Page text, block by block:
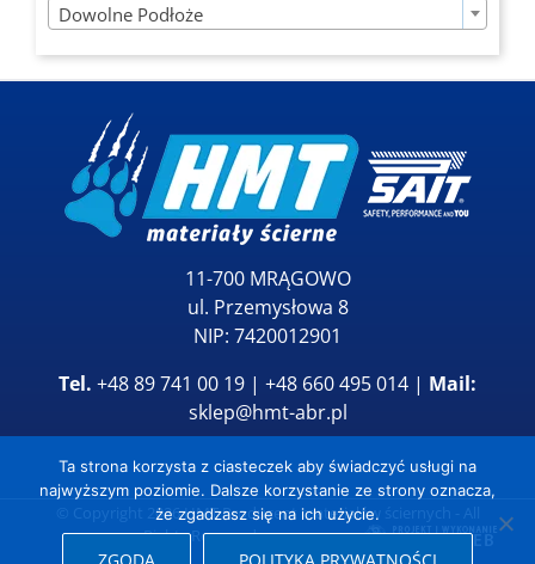
Dowolne Podłoże
11-700 MRĄGOWO
ul. Przemysłowa 8
NIP: 7420012901
Tel. +48 89 741 00 19 | +48 660 495 014 | Mail:
sklep@hmt-abr.pl
2026HMT Producent materiałów ściernych
Rights Reserved
Ta strona korzysta z ciasteczek aby świadczyć usługi na
najwyższym poziomie. Dalsze korzystanie ze strony oznacza,
że zgadzasz się na ich użycie.